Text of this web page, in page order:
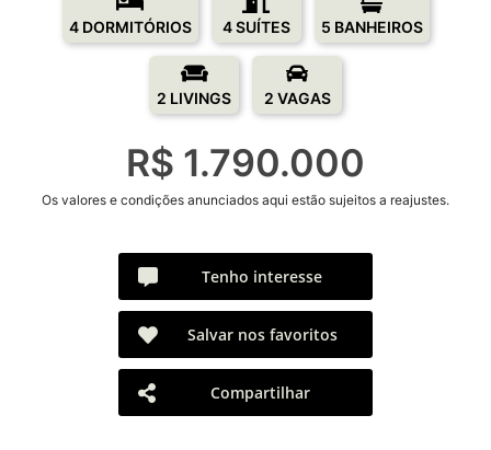
4 DORMITÓRIOS 4 SUÍTES 5 BANHEIROS
2 LIVINGS 2 VAGAS
R$ 1.790.000
Os valores e condições anunciados aqui estão sujeitos a reajustes.
Tenho interesse
Salvar nos favoritos
Compartilhar